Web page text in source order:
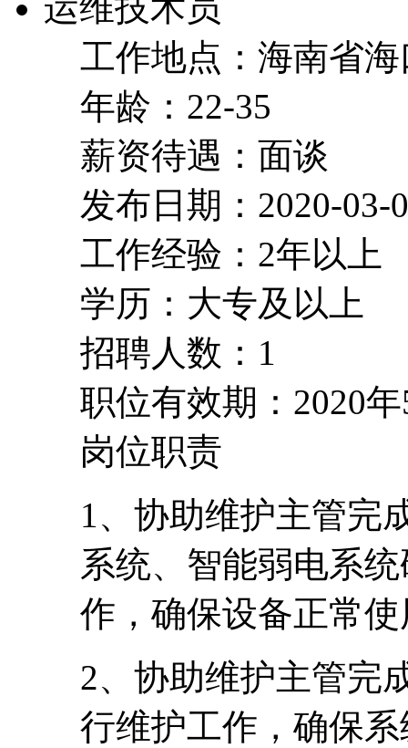
运维技术员
工作地点：海南省
年龄：22-35
薪资待遇：面谈
发布日期：2020-03-
工作经验：2年以上
学历：大专及以上
招聘人数：1
职位有效期：2020
岗位职责
1、协助维护主管完
系统、智能弱电系
作，确保设备正常
2、协助维护主管完
行维护工作，确保